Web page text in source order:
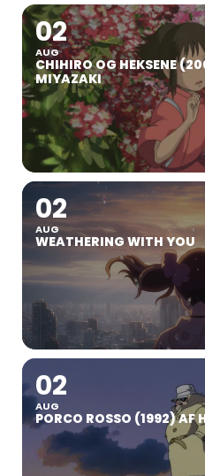
02
AUG
CHIHIRO OG HEKSENE
MIYAZAKI
02
AUG
WEATHERING WITH YOU
02
AUG
PORCO ROSSO (1992) AF